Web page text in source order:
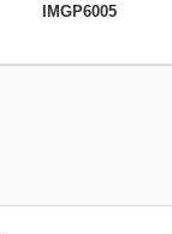
IMGP6005